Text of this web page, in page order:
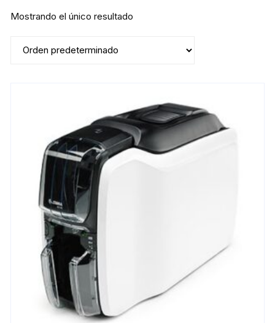
Mostrando el único resultado